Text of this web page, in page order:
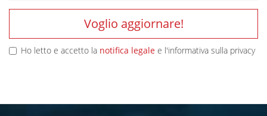
Voglio aggiornare!
Ho letto e accetto la notifica legale e l'informativa sulla privacy